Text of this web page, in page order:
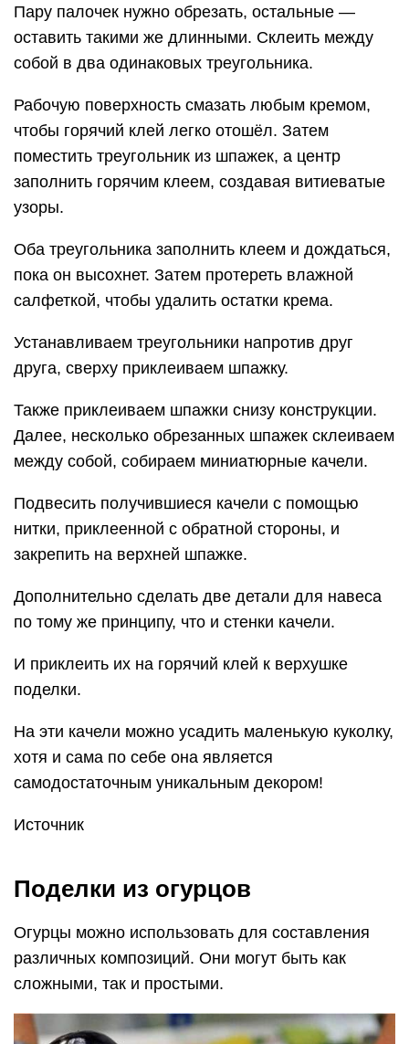
Пару палочек нужно обрезать, остальные —
оставить такими же длинными. Склеить между
собой в два одинаковых треугольника.
Рабочую поверхность смазать любым кремом,
чтобы горячий клей легко отошёл. Затем
поместить треугольник из шпажек, а центр
заполнить горячим клеем, создавая витиеватые
узоры.
Оба треугольника заполнить клеем и дождаться,
пока он высохнет. Затем протереть влажной
салфеткой, чтобы удалить остатки крема.
Устанавливаем треугольники напротив друг
друга, сверху приклеиваем шпажку.
Также приклеиваем шпажки снизу конструкции.
Далее, несколько обрезанных шпажек склеиваем
между собой, собираем миниатюрные качели.
Подвесить получившиеся качели с помощью
нитки, приклеенной с обратной стороны, и
закрепить на верхней шпажке.
Дополнительно сделать две детали для навеса
по тому же принципу, что и стенки качели.
И приклеить их на горячий клей к верхушке
поделки.
На эти качели можно усадить маленькую куколку,
хотя и сама по себе она является
самодостаточным уникальным декором!
Источник
Поделки из огурцов
Огурцы можно использовать для составления
различных композиций. Они могут быть как
сложными, так и простыми.